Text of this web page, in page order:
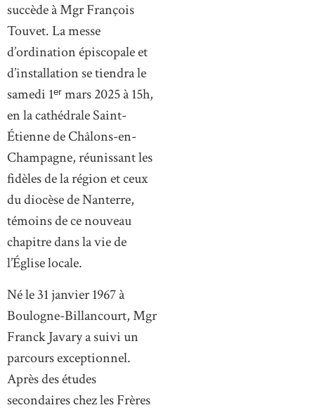
succède à Mgr François
Touvet. La messe
d’ordination épiscopale et
d’installation se tiendra le
samedi 1ᵉʳ mars 2025 à 15h,
en la cathédrale Saint-
Étienne de Châlons-en-
Champagne, réunissant les
fidèles de la région et ceux
du diocèse de Nanterre,
témoins de ce nouveau
chapitre dans la vie de
l’Église locale.
Né le 31 janvier 1967 à
Boulogne-Billancourt, Mgr
Franck Javary a suivi un
parcours exceptionnel.
Après des études
secondaires chez les Frères